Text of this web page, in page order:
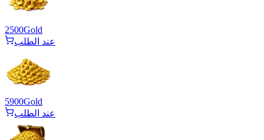
2500Gold
عند الطلب
5900Gold
عند الطلب